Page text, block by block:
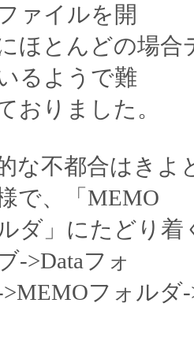
ァイルを開
ほとんどの場
るようで難
おりました。
な不都合はきよ
で、「MEMO
ダ」にたどり
->Dataフォ
フォルダ